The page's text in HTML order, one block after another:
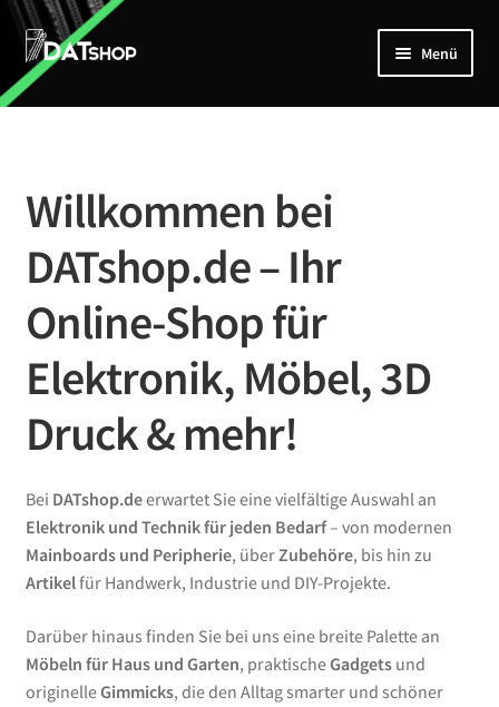
Zur
Navigation
springen
Zum
Inhalt
springen
Menü
Home
Mein Account
Kontakt
Willkommen bei
DATshop.de – Ihr
Online-Shop für
Elektronik, Möbel, 3D
Druck & mehr!
Bei DATshop.deerwartet Sie eine vielfältige Auswahl an
Elektronik und Technik für jeden Bedarf– von modernen
Mainboards und Peripherie, überZubehöre, bis hin zu
Artikelfür Handwerk, Industrie und DIY-Projekte.
Darüber hinaus finden Sie bei uns eine breite Palette an
Möbeln für Haus und Garten, praktischeGadgetsund
originelleGimmicks, die den Alltag smarter und schöner